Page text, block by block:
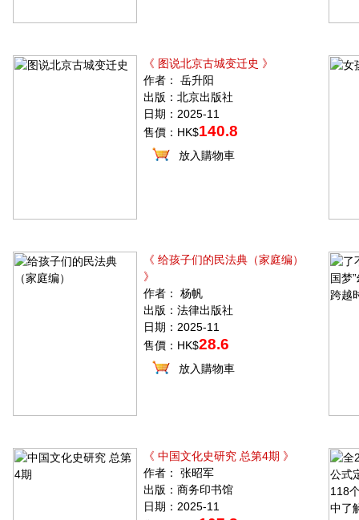
《 图说北京古城变迁史 》
作者： 岳升阳
出版：北京出版社
日期：2025-11
售價：HK$140.8
放入購物車
《 给孩子们的民法典（家庭编）
》
作者： 杨帆
出版：法律出版社
日期：2025-11
售價：HK$28.6
放入購物車
《 中国文化史研究 总第4期 》
作者： 张昭军
出版：商务印书馆
日期：2025-11